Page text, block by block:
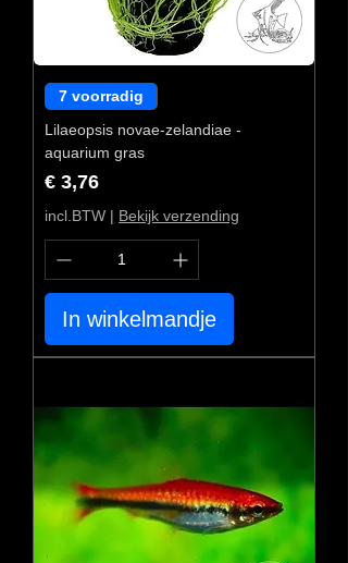
7 voorradig
Lilaeopsis novae-zelandiae -
aquarium gras
Prijs
€ 3,76
incl.BTW | Bekijk verzending
In winkelmandje